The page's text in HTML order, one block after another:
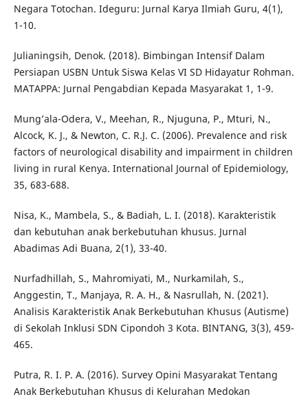
Negara Totochan. Ideguru: Jurnal Karya Ilmiah Guru, 4(1),
1-10.
Julianingsih, Denok. (2018). Bimbingan Intensif Dalam
Persiapan USBN Untuk Siswa Kelas VI SD Hidayatur Rohman.
MATAPPA: Jurnal Pengabdian Kepada Masyarakat 1, 1-9.
Mung’ala-Odera, V., Meehan, R., Njuguna, P., Mturi, N.,
Alcock, K. J., & Newton, C. R.J. C. (2006). Prevalence and risk
factors of neurological disability and impairment in children
living in rural Kenya. International Journal of Epidemiology,
35, 683-688.
Nisa, K., Mambela, S., & Badiah, L. I. (2018). Karakteristik
dan kebutuhan anak berkebutuhan khusus. Jurnal
Abadimas Adi Buana, 2(1), 33-40.
Nurfadhillah, S., Mahromiyati, M., Nurkamilah, S.,
Anggestin, T., Manjaya, R. A. H., & Nasrullah, N. (2021).
Analisis Karakteristik Anak Berkebutuhan Khusus (Autisme)
di Sekolah Inklusi SDN Cipondoh 3 Kota. BINTANG, 3(3), 459-
465.
Putra, R. I. P. A. (2016). Survey Opini Masyarakat Tentang
Anak Berkebutuhan Khusus di Kelurahan Medokan